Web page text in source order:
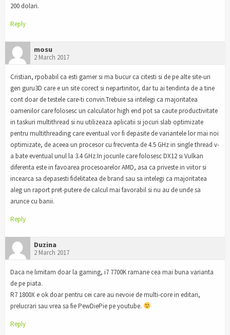
200 dolari.
Reply
mosu
2 March 2017
Cristian, rpobabil ca esti gamer si ma bucur ca citesti si de pe alte site-uri
gen guru3D care e un site corect si nepartinitor, dar tu ai tendinta de a tine
cont doar de testele care-ti convin.Trebuie sa intelegi ca majoritatea
oamenilor care folosesc un calculator high end pot sa caute productivitate
in taskuri multithread si nu utilizeaza aplicatii si jocuri slab optimizate
pentru multithreading care eventual vor fi depasite de variantele lor mai noi
optimizate, de aceea un procesor cu frecventa de 4.5 GHz in single thread v-
a bate eventual unul la 3.4 GHz.In jocurile care folosesc DX12 si Vulkan
diferenta este in favoarea procesoarelor AMD, asa ca priveste in viitor si
incearca sa depasesti fidelitatea de brand sau sa intelegi ca majoritatea
aleg un raport pret-putere de calcul mai favorabil si nu au de unde sa
arunce cu banii.
Reply
Duzina
2 March 2017
Daca ne limitam doar la gaming, i7 7700K ramane cea mai buna varianta
de pe piata.
R7 1800X e ok doar pentru cei care au nevoie de multi-core in editari,
prelucrari sau vrea sa fie PewDiePie pe youtube.
Reply